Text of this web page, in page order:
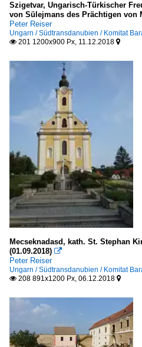
Szigetvar, Ungarisch-Türkischer
von Sülejmans des Prächtigen von
Peter Reiser
Ungarn / Südtransdanubien / Komitat
 201 1200x900 Px, 11.12.2018 
Mecseknadasd, kath. St. Stephan
(01.09.2018) 
Peter Reiser
Ungarn / Südtransdanubien / Komitat
 208 891x1200 Px, 06.12.2018 